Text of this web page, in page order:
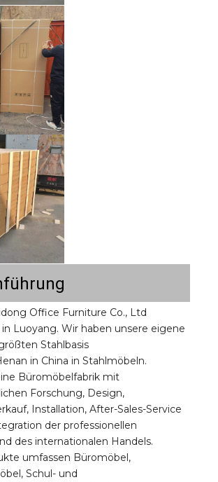
Office Furniture Co., Ltd
Luoyang. Wir haben unsere eigene
Stahlbasis
in China in Stahlmöbeln.
Büromöbelfabrik mit
Forschung, Design,
Installation, After-Sales-Service
der professionellen
des internationalen Handels.
umfassen Büromöbel,
Schul- und